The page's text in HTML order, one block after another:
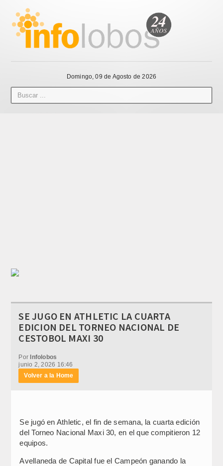
Domingo, 09 de Agosto de 2026
SE JUGO EN ATHLETIC LA CUARTA
EDICION DEL TORNEO NACIONAL DE
CESTOBOL MAXI 30
Por Infolobos
junio 2, 2026 16:46
Volver a la Home
Se jugó en Athletic, el fin de semana, la cuarta edición
del Torneo Nacional Maxi 30, en el que compitieron 12
equipos.
Avellaneda de Capital fue el Campeón ganando la